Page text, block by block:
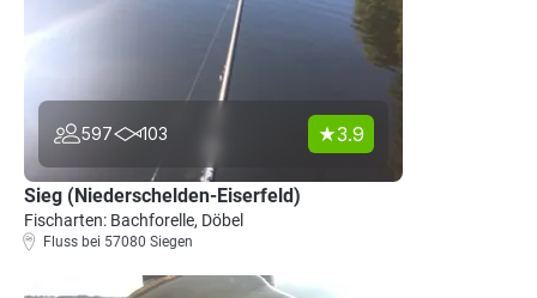
597 103 3.9
Sieg (Niederschelden-Eiserfeld)
Fischarten: Bachforelle, Döbel
Fluss bei 57080 Siegen